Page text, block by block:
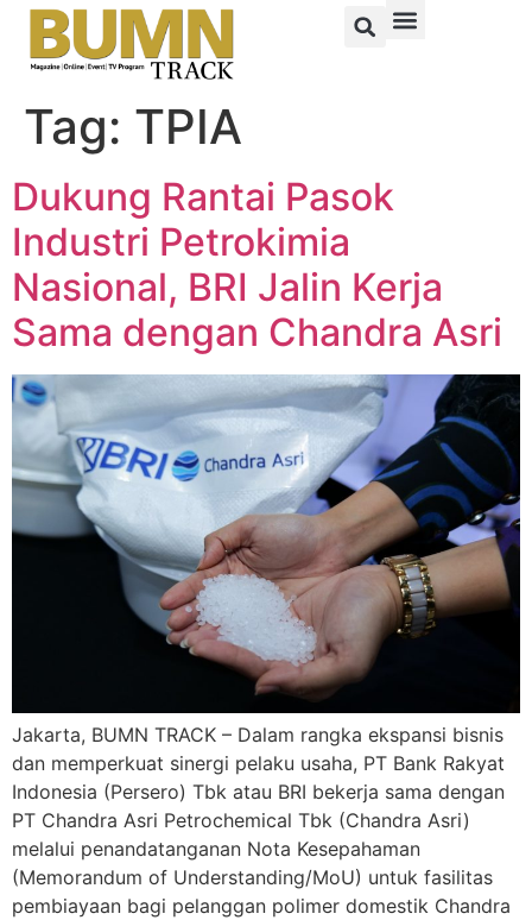
Tag: TPIA
Dukung Rantai Pasok
Industri Petrokimia
Nasional, BRI Jalin Kerja
Sama dengan Chandra Asri
Jakarta, BUMN TRACK – Dalam rangka ekspansi bisnis
dan memperkuat sinergi pelaku usaha, PT Bank Rakyat
Indonesia (Persero) Tbk atau BRI bekerja sama dengan
PT Chandra Asri Petrochemical Tbk (Chandra Asri)
melalui penandatanganan Nota Kesepahaman
(Memorandum of Understanding/MoU) untuk fasilitas
pembiayaan bagi pelanggan polimer domestik Chandra